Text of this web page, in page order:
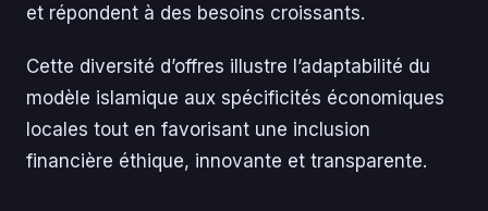
et répondent à des besoins croissants.
Cette diversité d’offres illustre l’adaptabilité du
modèle islamique aux spécificités économiques
locales tout en favorisant une inclusion
financière éthique, innovante et transparente.